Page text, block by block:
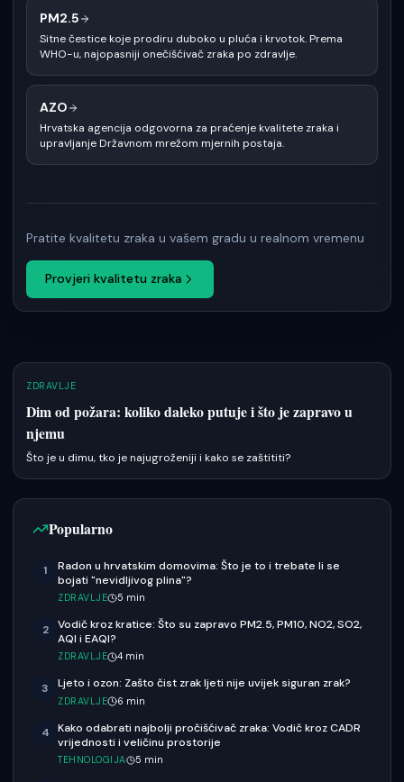
PM2.5
Sitne čestice koje prodiru duboko u pluća i krvotok. Prema
WHO-u, najopasniji onečišćivač zraka po zdravlje.
AZO
Hrvatska agencija odgovorna za praćenje kvalitete zraka i
upravljanje Državnom mrežom mjernih postaja.
Pratite kvalitetu zraka u vašem gradu u realnom vremenu
Provjeri kvalitetu zraka
ZDRAVLJE
Dim od požara: koliko daleko putuje i što je zapravo u
njemu
Što je u dimu, tko je najugroženiji i kako se zaštititi?
Popularno
1
Radon u hrvatskim domovima: Što je to i trebate li se
bojati "nevidljivog plina"?
ZDRAVLJE 5 min
2
Vodič kroz kratice: Što su zapravo PM2.5, PM10, NO2, SO2,
AQI i EAQI?
ZDRAVLJE 4min
3 Ljeto i ozon: Zašto čist zrak ljeti nije uvijek siguran zrak?
ZDRAVLJE 6 min
4
Kako odabrati najbolji pročišćivač zraka: Vodič kroz CADR
vrijednosti i veličinu prostorije
TEHNOLOGIJA 5 min